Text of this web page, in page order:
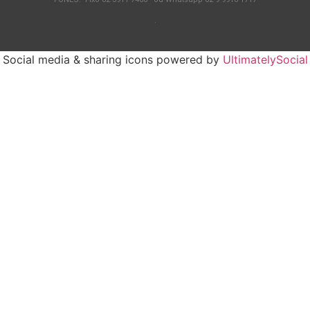
.
Social media & sharing icons powered by UltimatelySocial